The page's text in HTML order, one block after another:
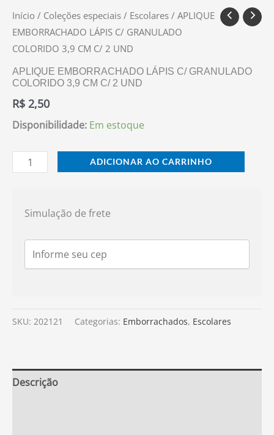
Início / Coleções especiais / Escolares / APLIQUE
EMBORRACHADO LÁPIS C/ GRANULADO
COLORIDO 3,9 CM C/ 2 UND
APLIQUE EMBORRACHADO LÁPIS C/ GRANULADO
COLORIDO 3,9 CM C/ 2 UND
R$ 2,50
Disponibilidade: Em estoque
ADICIONAR AO CARRINHO
Simulação de frete
SKU: 202121 Categorias: Emborrachados, Escolares
Descrição